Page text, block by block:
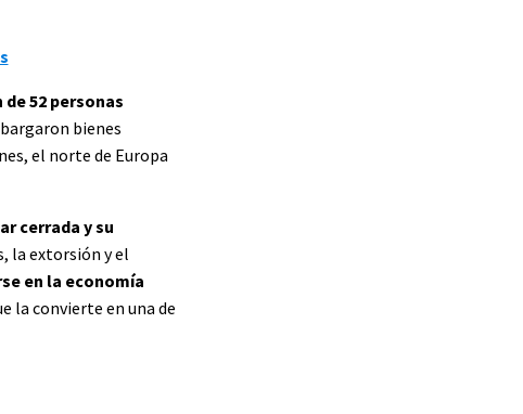
52 personas
bienes
el norte de Europa
cerrada y su
la extorsión y el
en la economía
la convierte en una de